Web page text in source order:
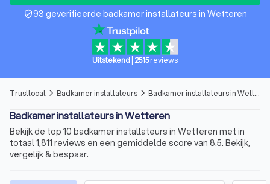
verified_user93 geverifieerde badkamer installateurs in Wetteren
Uitstekend 2515reviews
Trustlocal arrow_forward_ios Badkamer installateurs arrow_forward_ios Badkamer installateurs in Wetteren
Badkamer installateurs in Wetteren
Bekijk de top 10 badkamer installateurs in Wetteren met in
totaal 1,811 reviews en een gemiddelde score van 8.5. Bekijk,
vergelijk & bespaar.